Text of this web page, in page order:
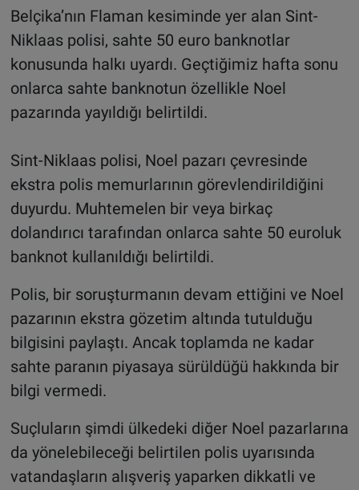
Belçika’nın Flaman kesiminde yer alan Sint-
Niklaas polisi, sahte 50 euro banknotlar
konusunda halkı uyardı. Geçtiğimiz hafta sonu
onlarca sahte banknotun özellikle Noel
pazarında yayıldığı belirtildi.
Sint-Niklaas polisi, Noel pazarı çevresinde
ekstra polis memurlarının görevlendirildiğini
duyurdu. Muhtemelen bir veya birkaç
dolandırıcı tarafından onlarca sahte 50 euroluk
banknot kullanıldığı belirtildi.
Polis, bir soruşturmanın devam ettiğini ve Noel
pazarının ekstra gözetim altında tutulduğu
bilgisini paylaştı. Ancak toplamda ne kadar
sahte paranın piyasaya sürüldüğü hakkında bir
bilgi vermedi.
Suçluların şimdi ülkedeki diğer Noel pazarlarına
da yönelebileceği belirtilen polis uyarısında
vatandaşların alışveriş yaparken dikkatli ve